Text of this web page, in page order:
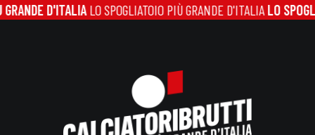
D'ITALIALO SPOGLIATOIO PIÙ GRANDE D'ITALIALO